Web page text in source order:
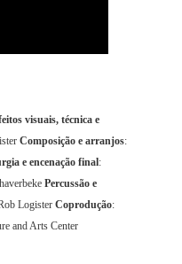
visuais, técnica e
Composição e arranjos:
e encenação final:
Percussão e
LogisterCoprodução:
and Arts Center